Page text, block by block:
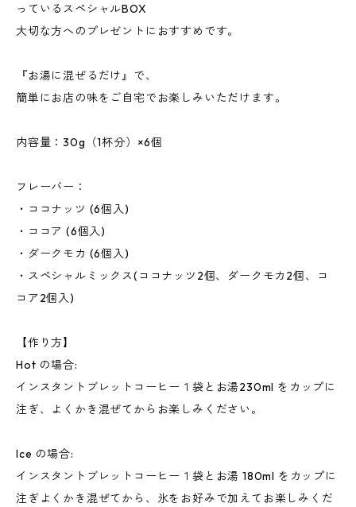
っているスペシャルBOX
大切な方へのプレゼントにおすすめです。
『お湯に混ぜるだけ』で、
簡単にお店の味をご自宅でお楽しみいただけます。
内容量：30g（1杯分）×6個
フレーバー：
・ココナッツ (6個入)
・ココア (6個入)
・ダークモカ (6個入)
・スペシャルミックス(ココナッツ2個、ダークモカ2個、コ
コア2個入)
【作り方】
Hot の場合:
インスタントブレットコーヒー１袋とお湯230ml をカップに
注ぎ、よくかき混ぜてからお楽しみください。
Ice の場合:
インスタントブレットコーヒー１袋とお湯 180ml をカップに
注ぎよくかき混ぜてから、氷をお好みで加えてお楽しみくだ